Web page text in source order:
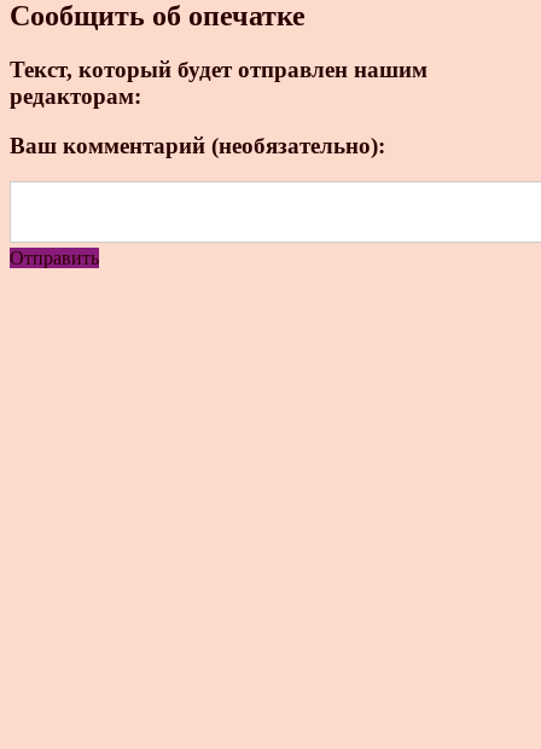
Сообщить об опечатке
Текст, который будет отправлен нашим
редакторам:
Ваш комментарий (необязательно):
Отправить